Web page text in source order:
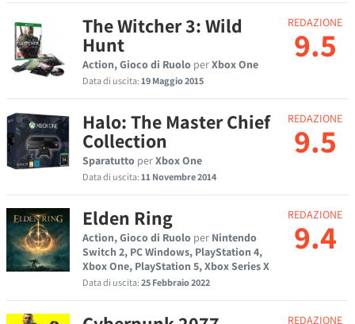
The Witcher 3: Wild
Hunt
Action, Gioco di Ruolo perXbox One
Data di uscita:19 Maggio 2015
REDAZIONE
9.5
Halo: The Master Chief
Collection
Sparatutto perXbox One
Data di uscita:11 Novembre 2014
REDAZIONE
9.5
Elden Ring
Action, Gioco di Ruolo per Nintendo
Switch 2, PC Windows, PlayStation 4,
Xbox One, PlayStation 5, Xbox Series X
Data di uscita:25 Febbraio 2022
REDAZIONE
9.4
REDAZIONE